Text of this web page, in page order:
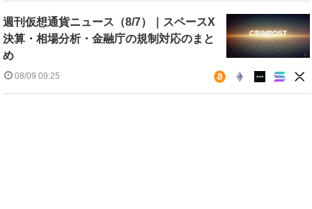
週刊仮想通貨ニュース（8/7）｜スペースX
決算・相場分析・金融庁の規制対応のまと
め
08/09 09:25